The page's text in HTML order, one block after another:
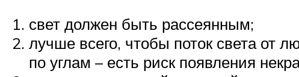
свет должен быть рассеянным;
лучше всего, чтобы поток света от
по углам – есть риск появления